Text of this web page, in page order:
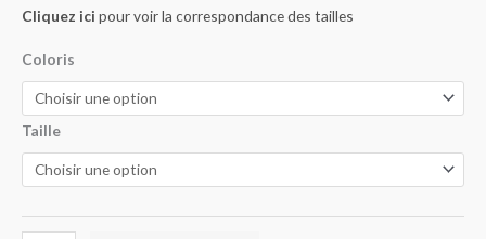
Cliquez ici pour voir la correspondance des tailles
Coloris
Taille